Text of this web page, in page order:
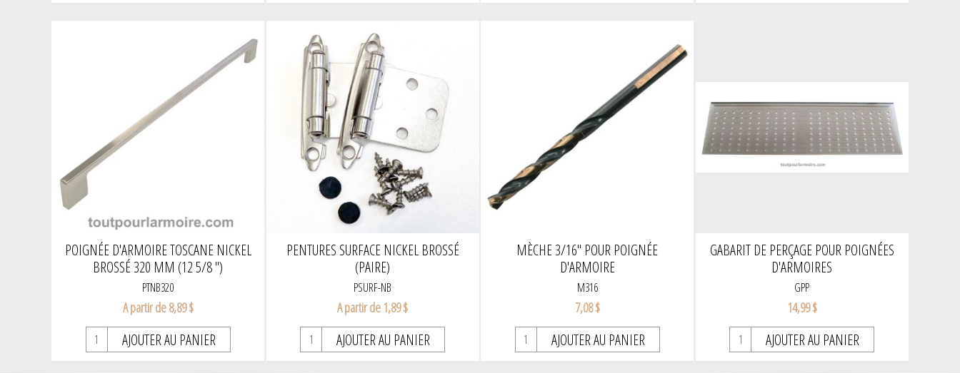
POIGNÉE D'ARMOIRE TOSCANE NICKEL
BROSSÉ 320 MM (12 5/8 ")
PTNB320
A partir de 8,89 $
AJOUTER AU PANIER
PENTURES SURFACE NICKEL BROSSÉ
(PAIRE)
PSURF-NB
A partir de 1,89 $
AJOUTER AU PANIER
MÈCHE 3/16" POUR POIGNÉE
D'ARMOIRE
M316
7,08 $
AJOUTER AU PANIER
GABARIT DE PERÇAGE POUR POIGNÉES
D'ARMOIRES
GPP
14,99 $
AJOUTER AU PANIER